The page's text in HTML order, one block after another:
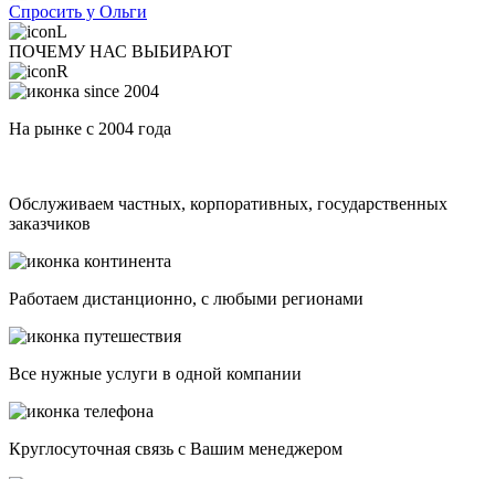
Спросить у Ольги
ПОЧЕМУ НАС ВЫБИРАЮТ
На рынке с 2004 года
Обслуживаем частных, корпоративных, государственных
заказчиков
Работаем дистанционно, с любыми регионами
Все нужные услуги в одной компании
Круглосуточная связь с Вашим менеджером